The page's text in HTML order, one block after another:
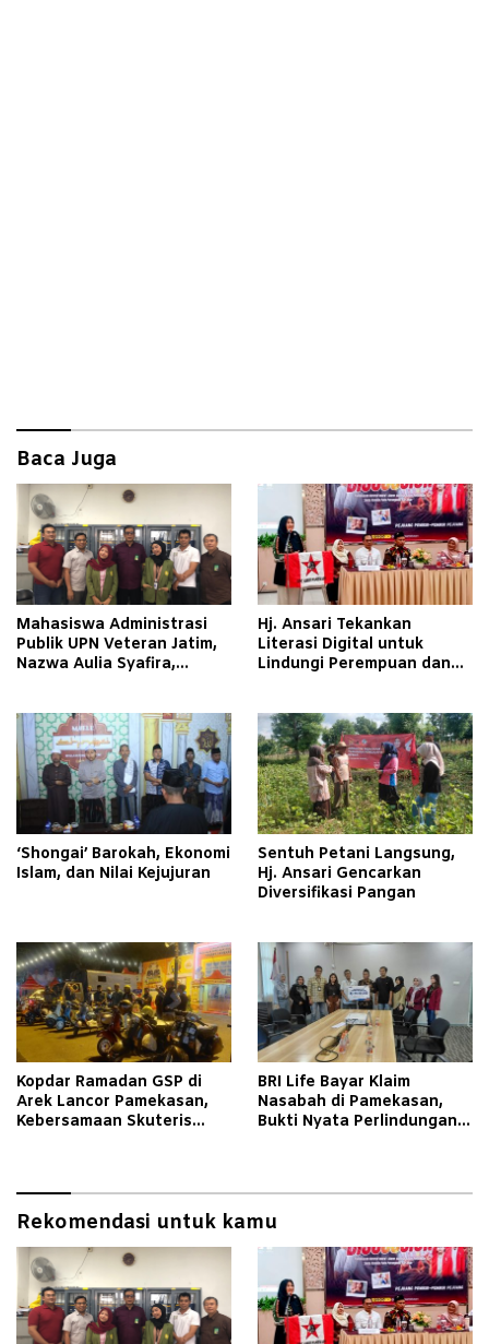
Baca Juga
Mahasiswa Administrasi
Publik UPN Veteran Jatim,
Nazwa Aulia Syafira,
Corporate Governance
melalui Program Magang di
PT Aerofood Indonesia
Cabang Surabaya
Hj. Ansari Tekankan
Literasi Digital untuk
Lindungi Perempuan dan
‘Shongai’ Barokah, Ekonomi
Islam, dan Nilai Kejujuran
Sentuh Petani Langsung,
Hj. Ansari Gencarkan
Diversifikasi Pangan
Kopdar Ramadan GSP di
Arek Lancor Pamekasan,
Kebersamaan Skuteris
BRI Life Bayar Klaim
Nasabah di Pamekasan,
Bukti Nyata Perlindungan
Rekomendasi untuk kamu